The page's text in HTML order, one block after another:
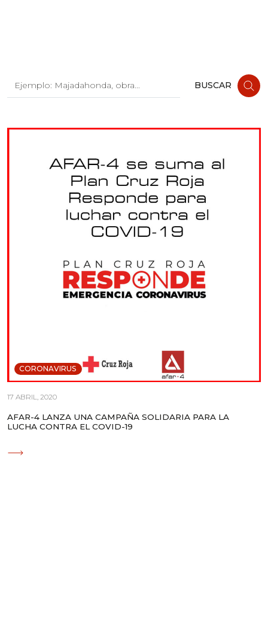
BUSCAR
CORONAVIRUS
17 ABRIL, 2020
AFAR-4 LANZA UNA CAMPAÑA SOLIDARIA PARA LA
LUCHA CONTRA EL COVID-19